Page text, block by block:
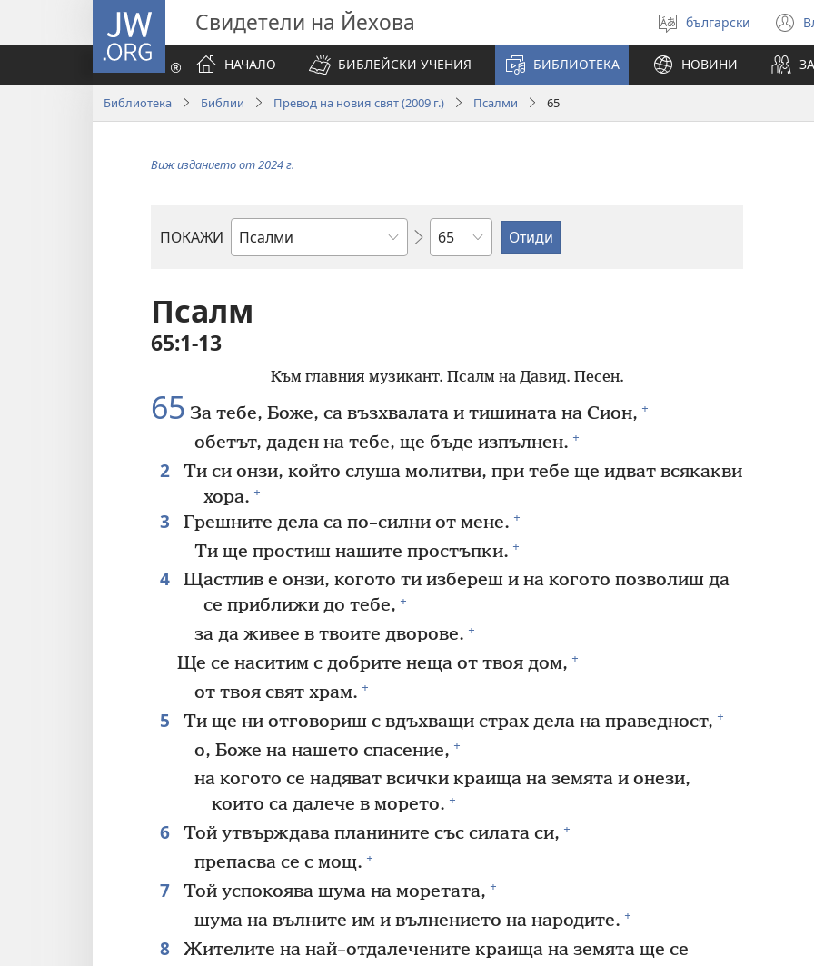
JW.ORG Свидетели на Йехова
Избери
език
български
НАЧАЛО
БИБЛЕЙСКИ УЧЕНИЯ БИБЛИОТЕКА НОВИНИ
Библиотека Библии Превод на новия свят (2009 г.) Псалми 65
Виж изданието от 2024 г.
ПОКАЖИ
Библейска
Глава
Псалм
65:1-13
Към главния музикант. Псалм на Давид. Песен.
65 За тебе, Боже, са възхвалата и тишината на Сион, +
обетът, даден на тебе, ще бъде изпълнен. +
2
Ти си онзи, който слуша молитви, при тебе ще идват всякакви
хора. +
3 Грешните дела са по–силни от мене. +
Ти ще простиш нашите простъпки. +
4
Щастлив е онзи, когото ти избереш и на когото позволиш да
се приближи до тебе, +
за да живее в твоите дворове. +
Ще се наситим с добрите неща от твоя дом, +
от твоя свят храм. +
5 Ти ще ни отговориш с вдъхващи страх дела на праведност, +
о, Боже на нашето спасение, +
на когото се надяват всички краища на земята и онези,
които са далече в морето. +
6 Той утвърждава планините със силата си, +
препасва се с мощ. +
7 Той успокоява шума на моретата, +
шума на вълните им и вълнението на народите. +
8
Жителите на най–отдалечените краища на земята ще се